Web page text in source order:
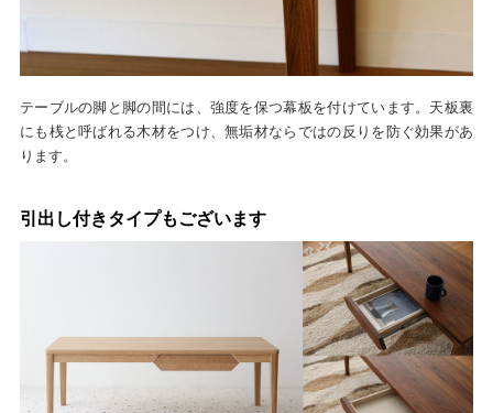
テーブルの脚と脚の間には、強度を保つ幕板を付けています。天板裏
にも桟と呼ばれる木材をつけ、無垢材ならではの反りを防ぐ効果があ
ります。
引出し付きタイプもございます